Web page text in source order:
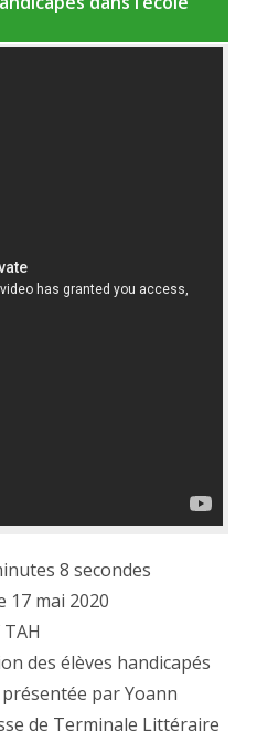
8 secondes
17 mai 2020
des élèves handicapés
présentée par Yoann
de Terminale Littéraire